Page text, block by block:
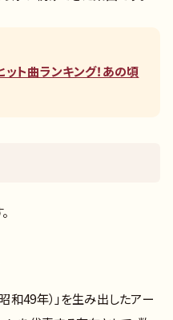
ト曲ランキング！あの頃
和49年）」を生み出したアー